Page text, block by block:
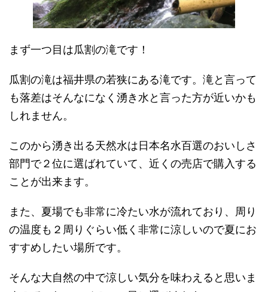
まず一つ目は瓜割の滝です！
瓜割の滝は福井県の若狭にある滝です。滝と言って
も落差はそんなになく湧き水と言った方が近いかも
しれません。
このから湧き出る天然水は日本名水百選のおいしさ
部門で２位に選ばれていて、近くの売店で購入する
ことが出来ます。
また、夏場でも非常に冷たい水が流れており、周り
の温度も２周りぐらい低く非常に涼しいので夏にお
すすめしたい場所です。
そんな大自然の中で涼しい気分を味わえると思いま